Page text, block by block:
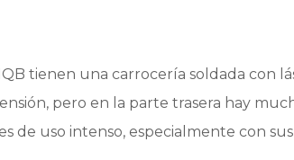
tienen una carrocería soldada con
pero en la parte trasera hay
de uso intenso, especialmente con